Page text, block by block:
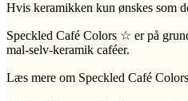
Hvis keramikken kun ønskes som
Speckled Café Colors ☆ er på
mal-selv-keramik caféer.
Læs mere om Speckled Café